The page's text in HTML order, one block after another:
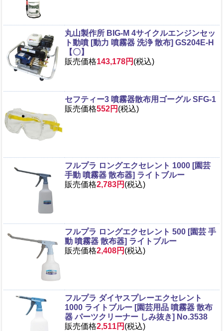
丸山製作所 BIG-M 4サイクルエンジンセッ
ト動噴 [動力 噴霧器 洗浄 散布] GS204E-H
【〇】
販売価格143,178円 (税込)
セフティー3 噴霧器散布用ゴーグル SFG-1
販売価格552円 (税込)
フルプラ ロングエクセレント 1000 [園芸
手動 噴霧器 散布器] ライトブルー
販売価格2,783円 (税込)
フルプラ ロングエクセレント 500 [園芸 手
動 噴霧器 散布器] ライトブルー
販売価格2,408円 (税込)
フルプラ ダイヤスプレーエクセレント
1000 ライトブルー [園芸用品 噴霧器 散布
器 パーツクリーナー しみ抜き] No.3538
販売価格2,511円 (税込)